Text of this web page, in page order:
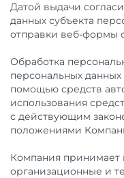
Датой выдачи
данных субъекта
отправки веб-формы
Обработка
персональных
помощью средств
использования
с действующим
положениями
Компания
организационные и